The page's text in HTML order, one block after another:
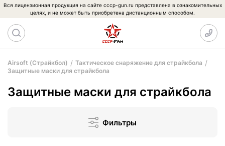
Вся лицензионная продукция на сайте cccp-gun.ru представлена в ознакомительных
целях, и не может быть приобретена дистанционным способом.
Airsoft (Страйкбол)
Тактическое снаряжение для страйкбола
Защитные маски для страйкбола
Защитные маски для страйкбола
Фильтры